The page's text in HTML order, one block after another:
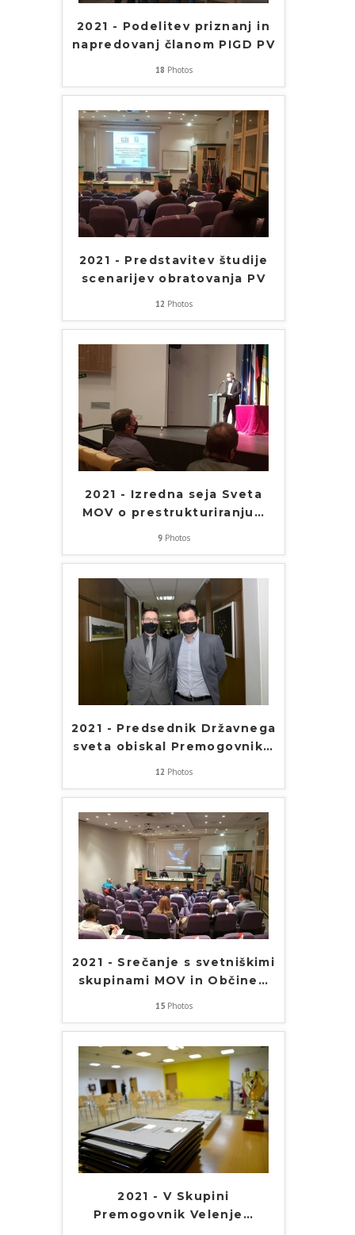
2021 - Podelitev priznanj in
napredovanj članom PIGD PV
18 Photos
2021 - Predstavitev študije
scenarijev obratovanja PV
12 Photos
2021 - Izredna seja Sveta
MOV o prestrukturiranju …
9Photos
2021 - Predsednik Državnega
sveta obiskal Premogovnik…
12 Photos
2021 - Srečanje s svetniškimi
skupinami MOV in Občine …
15Photos
2021 - V Skupini
Premogovnik Velenje …